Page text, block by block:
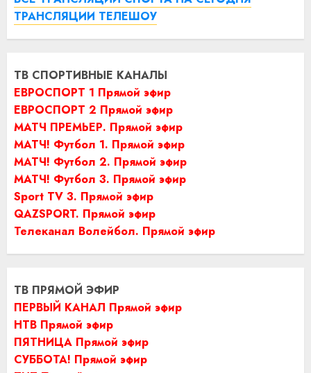
ТРАНСЛЯЦИИ ТЕЛЕШОУ
ТВ СПОРТИВНЫЕ КАНАЛЫ
ЕВРОСПОРТ 1 Прямой эфир
ЕВРОСПОРТ 2 Прямой эфир
МАТЧ ПРЕМЬЕР. Прямой эфир
МАТЧ! Футбол 1. Прямой эфир
МАТЧ! Футбол 2. Прямой эфир
МАТЧ! Футбол 3. Прямой эфир
Sport TV 3. Прямой эфир
QAZSPORT. Прямой эфир
Телеканал Волейбол. Прямой эфир
ТВ ПРЯМОЙ ЭФИР
ПЕРВЫЙ КАНАЛ Прямой эфир
НТВ Прямой эфир
ПЯТНИЦА Прямой эфир
СУББОТА! Прямой эфир